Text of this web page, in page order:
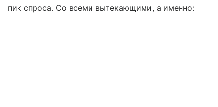
пик спроса. Со всеми вытекающими, а именно: